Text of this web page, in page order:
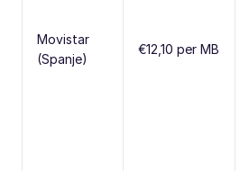
Movistar
(Spanje)
€12,10 per MB